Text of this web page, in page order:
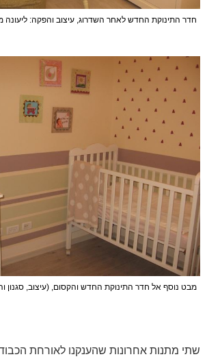
חדר התינוקת החדש לאחר השדרוג, עיצוב והפקה: ליעונה
מבט נוסף אל חדר התינוקת החדש והקסום, (עיצוב, סגנון
שתי מתנות אחרונות שהענקנו לאורחת